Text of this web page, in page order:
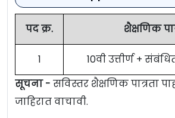
पद क्र. शैक्षणिक
1
10वी उत्तीर्ण +
सूचना - सविस्तर शैक्षणिक पात्रता
जाहिरात वाचावी.